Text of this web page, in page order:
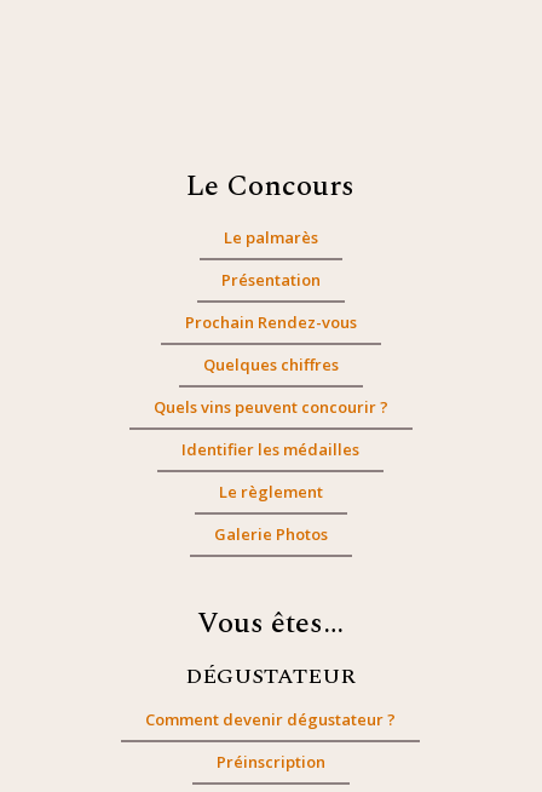
Le Concours
Le palmarès
Présentation
Prochain Rendez-vous
Quelques chiffres
Quels vins peuvent concourir ?
Identifier les médailles
Le règlement
Galerie Photos
Vous êtes…
DÉGUSTATEUR
Comment devenir dégustateur ?
Préinscription